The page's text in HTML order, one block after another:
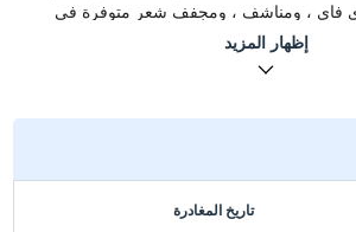
فاي ، ومناشف ، ومجفف شعر متوفرة في
عرض على الخريطة
إظهار المزيد
تاريخ المغادرة